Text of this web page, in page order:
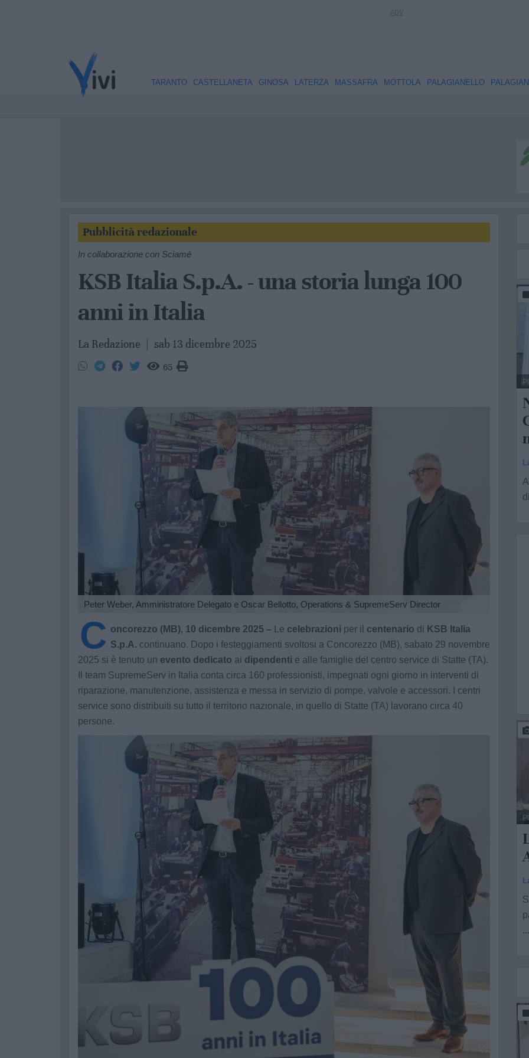
TARANTO CASTELLANETA GINOSA LATERZA MASSAFRA MOTTOLA PALAGIANELLO
Pubblicità redazionale
In collaborazione con Sciamé
KSB Italia S.p.A. - una storia lunga 100
anni in Italia
La Redazione sab 13 dicembre 2025
65
Peter Weber, Amministratore Delegato e Oscar Bellotto, Operations & SupremeServ Director
C oncorezzo (MB), 10 dicembre 2025 – Le celebrazioni per il centenario di KSB Italia
S.p.A. continuano. Dopo i festeggiamenti svoltosi a Concorezzo (MB), sabato 29 novembre
2025 si è tenuto un evento dedicato ai dipendenti e alle famiglie del centro service di Statte (TA).
Il team SupremeServ in Italia conta circa 160 professionisti, impegnati ogni giorno in interventi di
riparazione, manutenzione, assistenza e messa in servizio di pompe, valvole e accessori. I centri
service sono distribuiti su tutto il territorio nazionale, in quello di Statte (TA) lavorano circa 40
persone.
...